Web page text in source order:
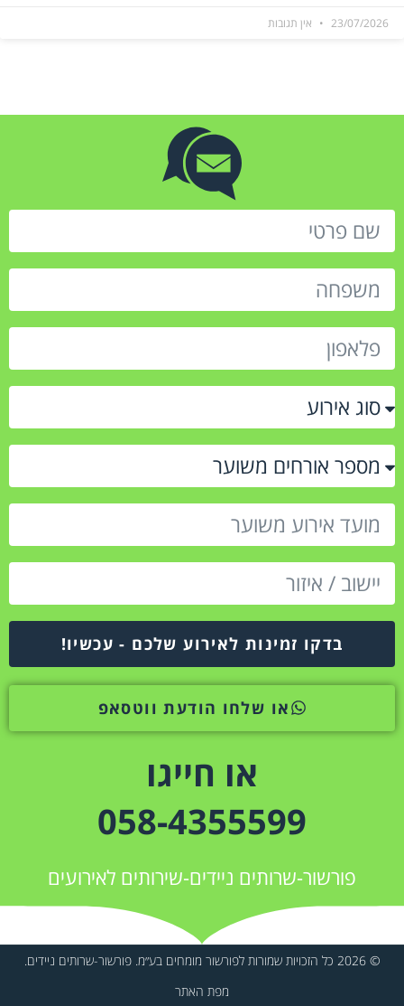
23/07/2026 אין תגובות
בדקו זמינות לאירוע שלכם - עכשיו!
או שלחו הודעת ווטסאפ
או חייגו
058-4355599
פורשור-שרותים ניידים-שירותים לאירועים
© 2026 כל הזכויות שמורות לפורשור מומחים בע״מ. פורשור-שרותים ניידים.
מפת האתר